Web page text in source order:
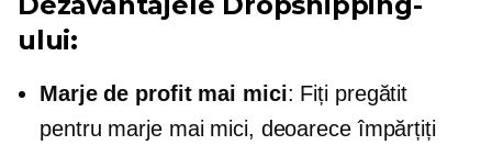
ului:
Marje de profit mai mici: Fiți pregătit
pentru marje mai mici, deoarece împărțiți